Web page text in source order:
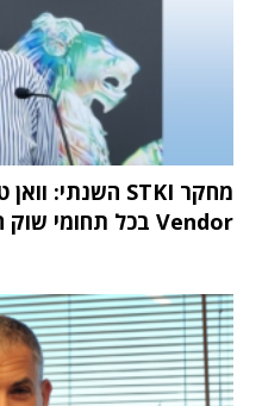
Vendor בכל תחומי שוק ה-IT